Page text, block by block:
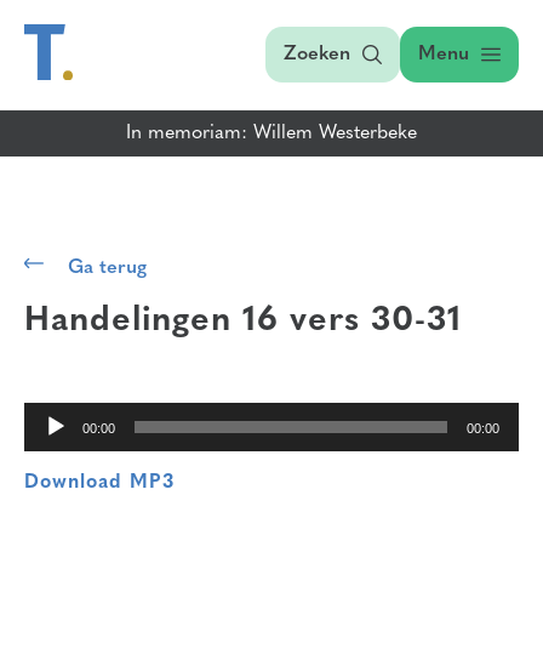
Zoeken Menu
In memoriam: Willem Westerbeke
Ga terug
Handelingen 16 vers 30-31
00:00 00:00
Download MP3